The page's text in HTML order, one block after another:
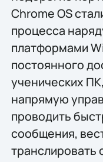
Chrome OS
процесса
платформами
постоянного
ученических
напрямую
проводить
сообщения,
транслировать